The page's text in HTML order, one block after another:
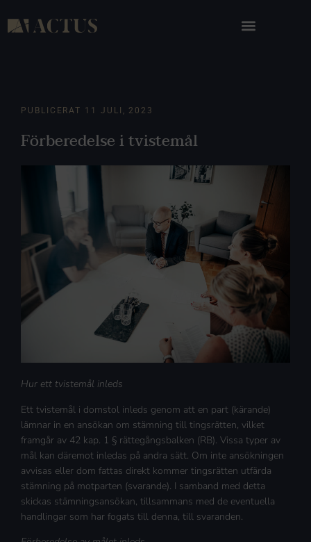
PUBLICERAT 11 JULI, 2023
Förberedelse i tvistemål
Hur ett tvistemål inleds
Ett tvistemål i domstol inleds genom att en part (kärande)
lämnar in en ansökan om stämning till tingsrätten, vilket
framgår av 42 kap. 1 § rättegångsbalken (RB). Vissa typer av
mål kan däremot inledas på andra sätt. Om inte ansökningen
avvisas eller dom fattas direkt kommer tingsrätten utfärda
stämning på motparten (svarande). I samband med detta
skickas stämningsansökan, tillsammans med de eventuella
handlingar som har fogats till denna, till svaranden.